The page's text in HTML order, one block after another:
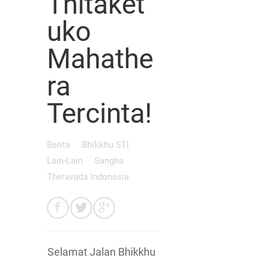
uko
Mahathe
ra
Tercinta!
Berita
Bhikkhu STI
Lain-Lain
Sangha
Theravada Indonesia
Selamat Jalan Bhikkhu